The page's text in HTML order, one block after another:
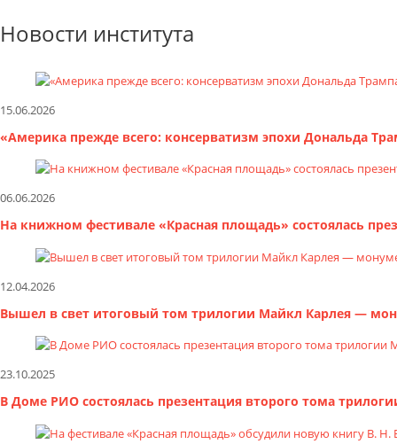
Новости института
15.06.2026
«Америка прежде всего: консерватизм эпохи Дональда
06.06.2026
На книжном фестивале «Красная площадь» состоялась
12.04.2026
Вышел в свет итоговый том трилогии Майкл Карлея —
23.10.2025
В Доме РИО состоялась презентация второго тома